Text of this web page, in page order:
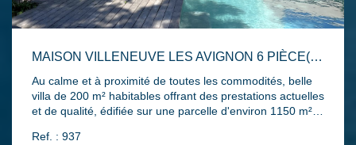
MAISON VILLENEUVE LES AVIGNON 6 PIÈCE(S) 200 M2
Au calme et à proximité de toutes les commodités, belle
villa de 200 m² habitables offrant des prestations actuelles
et de qualité, édifiée sur une parcelle d'environ 1150 m²
terrasses carrelées et pergola bioclimatique, double
Ref. : 937